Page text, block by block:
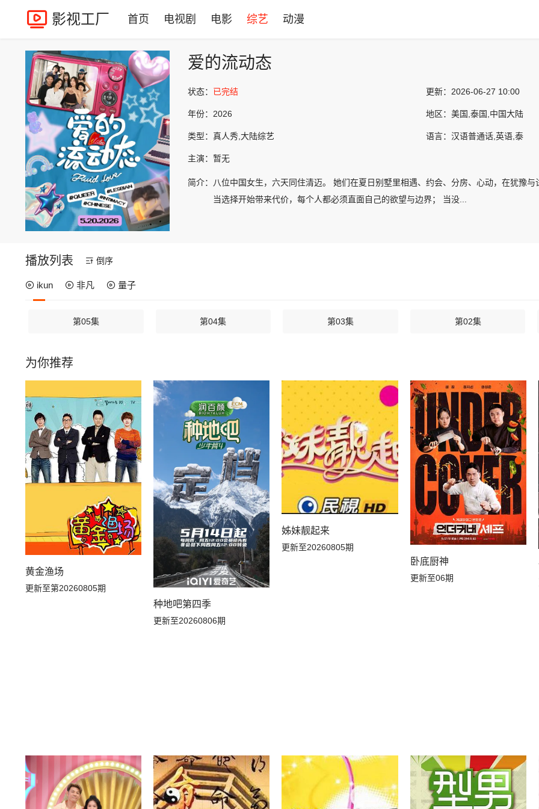
影视工厂 首页 电视剧 电影 综艺 动漫
爱的流动态
状态： 已完结 更新： 2026-06-27 10:00
年份： 2026 地区： 美国,泰国,中国大陆
类型： 真人秀,大陆综艺 语言： 汉语普通话,英语,泰
主演： 暂无
简介：
八位中国女生，六天同住清迈。 她们在夏日别墅里相遇、约会、分房、心动，在犹豫
当选择开始带来代价，每个人都必须直面自己的欲望与边界； 当没...
播放列表 倒序
ikun 非凡 量子
第05集 第04集 第03集 第02集
为你推荐
黄金渔场
更新至第20260805期
种地吧第四季
更新至20260806期
姊妹靓起来
更新至20260805期
卧底厨神
更新至06期